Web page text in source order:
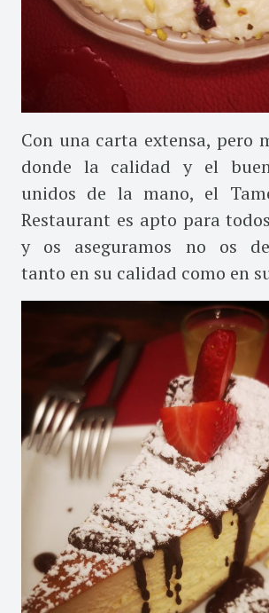
Con una carta extensa, pero
donde la calidad y el
unidos de la mano, el
Restaurant es apto para
y os aseguramos no os
tanto en su calidad como en